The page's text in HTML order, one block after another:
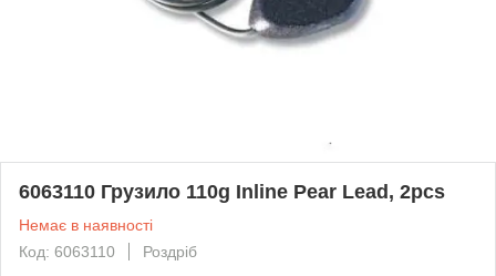
6063110 Грузило 110g Inline Pear Lead, 2pcs
Немає в наявності
Код: 6063110
Роздріб